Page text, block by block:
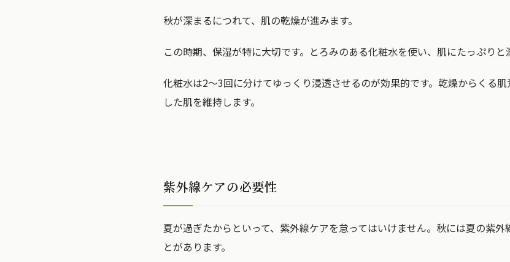
秋が深まるにつれて、肌の乾燥が進みます。
この時期、保湿が特に大切です。とろみのある化粧水を使い、肌にたっぷりと
化粧水は2〜3回に分けてゆっくり浸透させるのが効果的です。乾燥からくる
した肌を維持します。
紫外線ケアの必要性
夏が過ぎたからといって、紫外線ケアを怠ってはいけません。秋には夏の紫
とがあります。